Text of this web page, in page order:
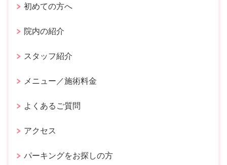
初めての方へ
院内の紹介
スタッフ紹介
メニュー／施術料金
よくあるご質問
アクセス
パーキングをお探しの方